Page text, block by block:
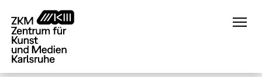
zum
Inhalt